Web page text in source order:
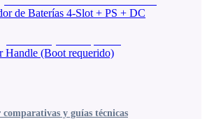
de Baterías 4-Slot + PS + DC
Handle (Boot requerido)
comparativas y guías técnicas